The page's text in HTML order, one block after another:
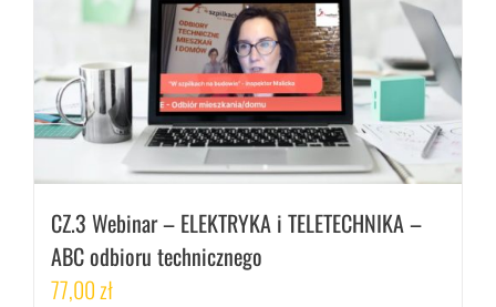
CZ.3 Webinar – ELEKTRYKA i TELETECHNIKA –
ABC odbioru technicznego
77,00zł